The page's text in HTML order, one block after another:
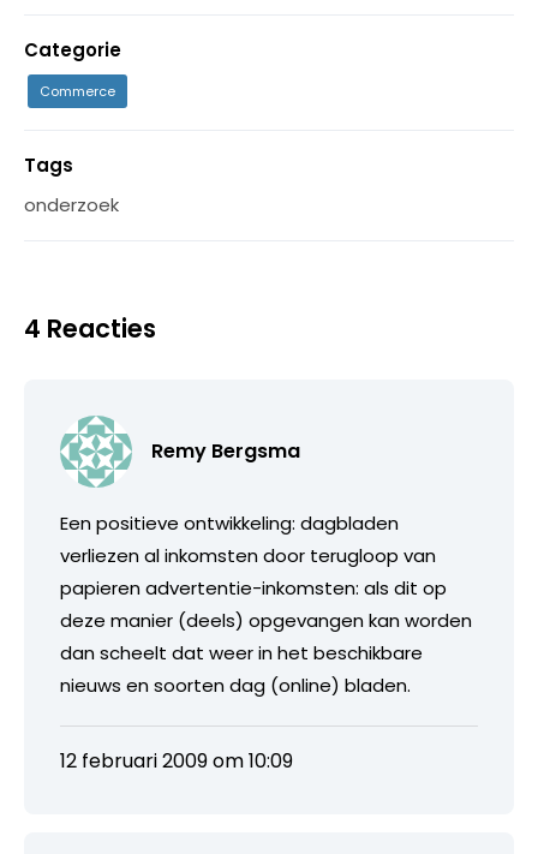
Categorie
Commerce
Tags
onderzoek
4 Reacties
Remy Bergsma
Een positieve ontwikkeling: dagbladen
verliezen al inkomsten door terugloop van
papieren advertentie-inkomsten: als dit op
deze manier (deels) opgevangen kan worden
dan scheelt dat weer in het beschikbare
nieuws en soorten dag (online) bladen.
12 februari 2009 om 10:09